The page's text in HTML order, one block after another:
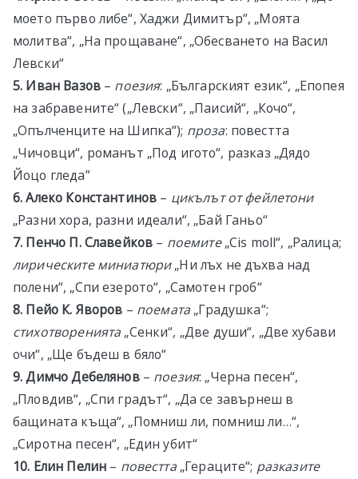
моето първо либе“, Хаджи Димитър“, „Моята
молитва“, „На прощаване“, „Обесването на Васил
Левски“
5. Иван Вазов– поезия: „Българският език“, „Епопея
на забравените“ („Левски“, „Паисий“, „Кочо“,
„Опълченците на Шипка“); проза: повестта
„Чичовци“, романът „Под игото“, разказ „Дядо
Йоцо гледа”
6. Алеко Константинов – цикълът от фейлетони
„Разни хора, разни идеали“, „Бай Ганьо“
7. Пенчо П. Славейков – поемите„Cis moll“, „Ралица;
лирическите миниатюри„Ни лъх не дъхва над
полени“, „Спи езерото“, „Самотен гроб“
8. Пейо К. Яворов – поемата „Градушка“;
стихотворенията „Сенки“, „Две души“, „Две хубави
очи“, „Ще бъдеш в бяло“
9. Димчо Дебелянов– поезия: „Черна песен“,
„Пловдив“, „Спи градът“, „Да се завърнеш в
бащината къща“, „Помниш ли, помниш ли…“,
„Сиротна песен“, „Един убит“
10. Елин Пелин – повестта„Гераците“; разказите